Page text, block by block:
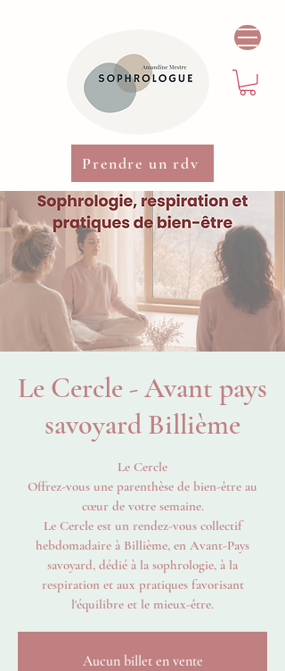
Prendre un rdv
Le Cercle - Avant pays
savoyard Billième
Le Cercle
Offrez-vous une parenthèse de bien-être au
cœur de votre semaine.
Le Cercle est un rendez-vous collectif
hebdomadaire à Billième, en Avant-Pays
savoyard, dédié à la sophrologie, à la
respiration et aux pratiques favorisant
l'équilibre et le mieux-être.
Aucun billet en vente